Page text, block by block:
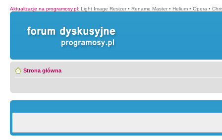
Aktualizacje na programosy.pl: Light Image Resizer • Rename Master • Helium • Opera •
Strona główna